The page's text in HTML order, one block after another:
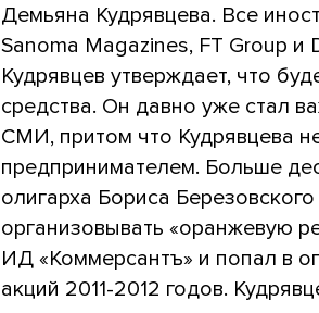
Демьяна Кудрявцева. Все
Sanoma Magazines, FT Group
Кудрявцев утверждает, что
средства. Он давно уже стал
СМИ, притом что Кудрявцева
предпринимателем. Больше
олигарха Бориса
организовывать «оранжевую
ИД «Коммерсантъ» и попал в
акций 2011-2012 годов.